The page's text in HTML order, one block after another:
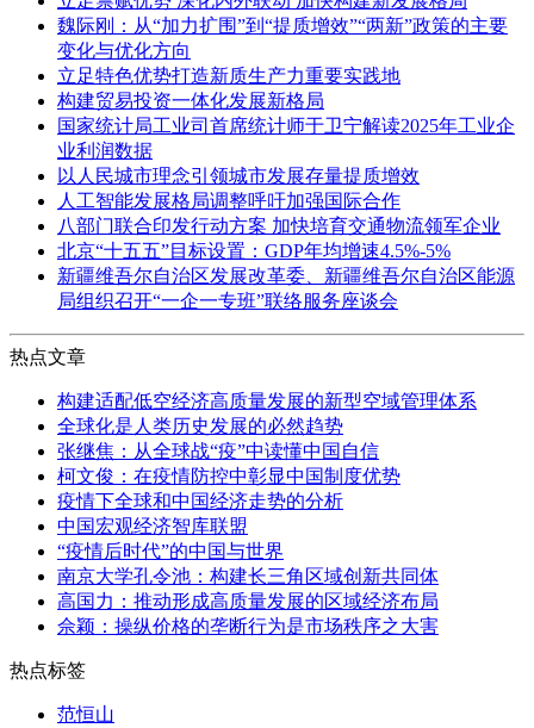
魏际刚：从“加力扩围”到“提质增效”“两新”政策的主要
变化与优化方向
立足特色优势打造新质生产力重要实践地
构建贸易投资一体化发展新格局
国家统计局工业司首席统计师于卫宁解读2025年工业企
业利润数据
以人民城市理念引领城市发展存量提质增效
人工智能发展格局调整呼吁加强国际合作
八部门联合印发行动方案 加快培育交通物流领军企业
北京“十五五”目标设置：GDP年均增速4.5%-5%
新疆维吾尔自治区发展改革委、新疆维吾尔自治区能源
局组织召开“一企一专班”联络服务座谈会
热点文章
构建适配低空经济高质量发展的新型空域管理体系
全球化是人类历史发展的必然趋势
张继焦：从全球战“疫”中读懂中国自信
柯文俊：在疫情防控中彰显中国制度优势
疫情下全球和中国经济走势的分析
中国宏观经济智库联盟
“疫情后时代”的中国与世界
南京大学孔令池：构建长三角区域创新共同体
高国力：推动形成高质量发展的区域经济布局
佘颖：操纵价格的垄断行为是市场秩序之大害
热点标签
范恒山